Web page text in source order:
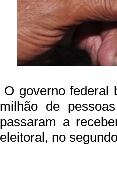
O governo federal
milhão de
passaram a
eleitoral, no